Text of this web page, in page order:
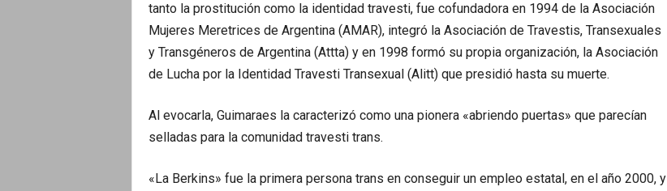
tanto la prostitución como la identidad travesti, fue cofundadora en 1994 de la Asociación
Mujeres Meretrices de Argentina (AMAR), integró la Asociación de Travestis, Transexuales
y Transgéneros de Argentina (Attta) y en 1998 formó su propia organización, la Asociación
de Lucha por la Identidad Travesti Transexual (Alitt) que presidió hasta su muerte.
Al evocarla, Guimaraes la caracterizó como una pionera «abriendo puertas» que parecían
selladas para la comunidad travesti trans.
«La Berkins» fue la primera persona trans en conseguir un empleo estatal, en el año 2000, y